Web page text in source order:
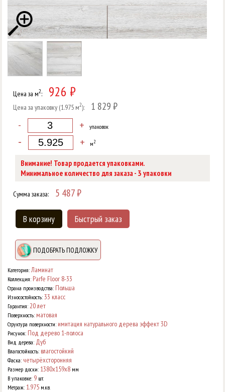
Цена за м2: 926 ₽
Цена за упаковку (1.975 м2): 1 829 ₽
- + упаковок
- + м2
Внимание! Товар продается упаковками.
Минимальное количество для заказа - 3 упаковки
Сумма заказа: 5 487₽
В корзину Быстрый заказ
ПОДОБРАТЬ ПОДЛОЖКУ
Категория:Ламинат
Коллекция: Parfe Floor 8-33
Страна производства: Польша
Износостойкость:33 класс
Гарантия:20 лет
Поверхность: матовая
Структура поверхности: имитация натурального дерева эффект 3D
Рисунок: Под дерево 1-полоса
Вид дерева: Дуб
Влагостойкость: влагостойкий
Фаска: четырёхсторонняя
Размер доски: 1380x159x8 мм
В упаковке: 9 шт.
Метраж: 1.975 м.кв.